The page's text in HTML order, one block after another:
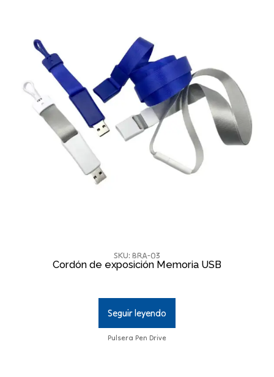
SKU: BRA-03
Cordón de exposición Memoria USB
Seguir leyendo
Pulsera Pen Drive